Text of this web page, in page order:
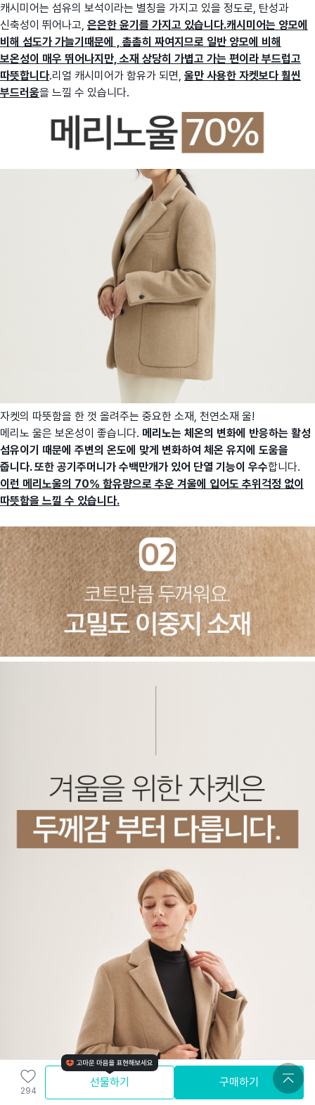
캐시미어는 섬유의 보석이라는 별칭을 가지고 있을 정도로, 탄성과
신축성이 뛰어나고, 은은한 윤기를 가지고 있습니다.캐시미어는 양모에
비해 섬도가 가늘기때문에 , 촘촘히 짜여지므로 일반 양모에 비해
보온성이 매우 뛰어나지만, 소재 상당히 가볍고 가는 편이라 부드럽고
따뜻합니다.리얼 캐시미어가 함유가 되면, 울만 사용한 자켓보다 훨씬
부드러움을 느낄 수 있습니다.
자켓의 따뜻함을 한 껏 올려주는 중요한 소재, 천연소재 울!
메리노 울은 보온성이 좋습니다. 메리노는 체온의 변화에 반응하는 활성
섬유이기 때문에 주변의 온도에 맞게 변화하여 체온 유지에 도움을
줍니다. 또한 공기주머니가 수백만개가 있어 단열 기능이 우수합니다.
이런 메리노울의 70% 함유량으로 추운 겨울에 입어도 추위걱정 없이
따뜻함을 느낄 수 있습니다.
294
선물하기 구매하기